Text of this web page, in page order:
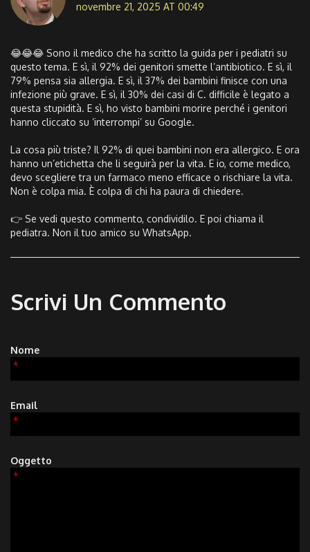
novembre 21, 2025 AT 00:49
😂😂😂 Sono il medico che ha scritto la guida per i pediatri su
questo tema. E sì, il 92% dei genitori smette l’antibiotico. E sì, il
79% pensa sia allergia. E sì, il 37% dei bambini finisce con una
infezione più grave. E sì, il 30% dei casi di C. difficile è legato a
questa stupidità. E sì, ho visto bambini morire perché i genitori
hanno cliccato su ‘interrompi’ su Google.
La cosa più triste? Il 92% di quei bambini non era allergico. E ora
hanno un’etichetta che li seguirà per la vita. E io, come medico,
devo scegliere tra un farmaco meno efficace o rischiare la vita.
Non è colpa mia. È colpa di chi ha paura di chiedere.
👉 Se vedi questo commento, condividilo. E poi chiama il
pediatra. Non il tuo amico su WhatsApp.
Scrivi Un Commento
Nome
*
Email
*
Oggetto
*